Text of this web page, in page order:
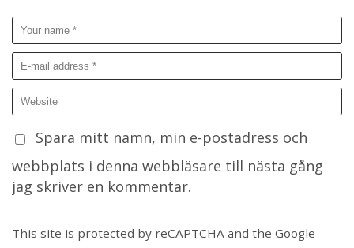
Spara mitt namn, min e-postadress och
webbplats i denna webbläsare till nästa gång
jag skriver en kommentar.
This site is protected by reCAPTCHA and the Google